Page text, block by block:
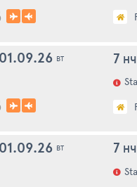
01.09.26 ВТ 7 НЧ
01.09.26 ВТ 7 НЧ